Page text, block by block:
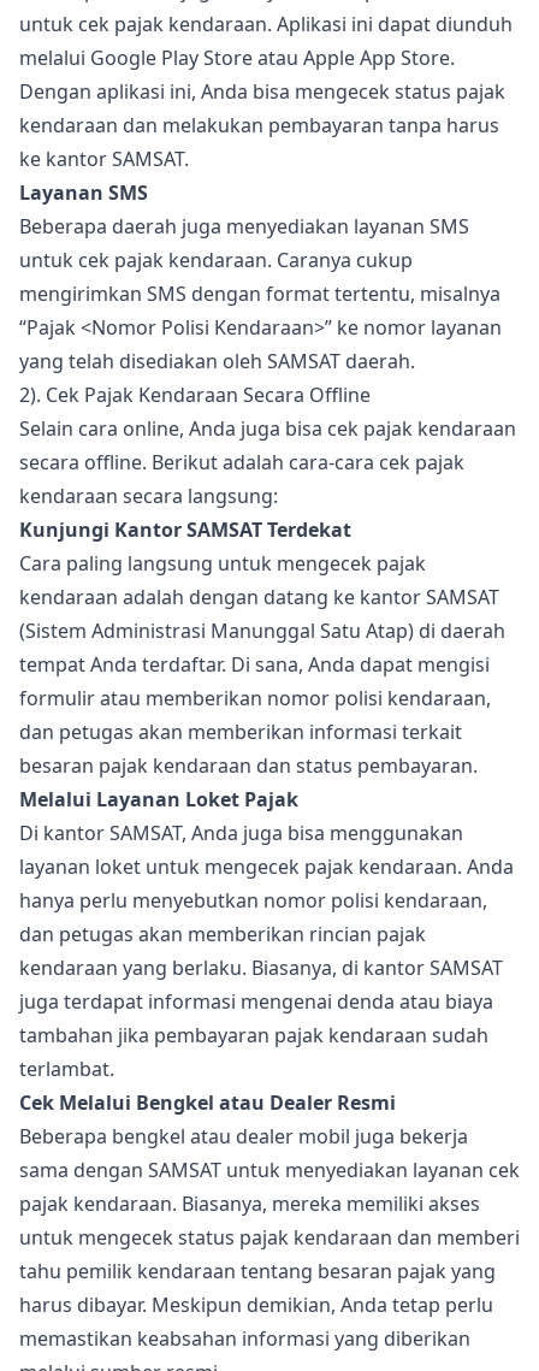
untuk cek pajak kendaraan. Aplikasi ini dapat diunduh
melalui Google Play Store atau Apple App Store.
Dengan aplikasi ini, Anda bisa mengecek status pajak
kendaraan dan melakukan pembayaran tanpa harus
ke kantor SAMSAT.
Layanan SMS
Beberapa daerah juga menyediakan layanan SMS
untuk cek pajak kendaraan. Caranya cukup
mengirimkan SMS dengan format tertentu, misalnya
“Pajak <Nomor Polisi Kendaraan>” ke nomor layanan
yang telah disediakan oleh SAMSAT daerah.
2). Cek Pajak Kendaraan Secara Offline
Selain cara online, Anda juga bisa cek pajak kendaraan
secara offline. Berikut adalah cara-cara cek pajak
kendaraan secara langsung:
Kunjungi Kantor SAMSAT Terdekat
Cara paling langsung untuk mengecek pajak
kendaraan adalah dengan datang ke kantor SAMSAT
(Sistem Administrasi Manunggal Satu Atap) di daerah
tempat Anda terdaftar. Di sana, Anda dapat mengisi
formulir atau memberikan nomor polisi kendaraan,
dan petugas akan memberikan informasi terkait
besaran pajak kendaraan dan status pembayaran.
Melalui Layanan Loket Pajak
Di kantor SAMSAT, Anda juga bisa menggunakan
layanan loket untuk mengecek pajak kendaraan. Anda
hanya perlu menyebutkan nomor polisi kendaraan,
dan petugas akan memberikan rincian pajak
kendaraan yang berlaku. Biasanya, di kantor SAMSAT
juga terdapat informasi mengenai denda atau biaya
tambahan jika pembayaran pajak kendaraan sudah
terlambat.
Cek Melalui Bengkel atau Dealer Resmi
Beberapa bengkel atau dealer mobil juga bekerja
sama dengan SAMSAT untuk menyediakan layanan cek
pajak kendaraan. Biasanya, mereka memiliki akses
untuk mengecek status pajak kendaraan dan memberi
tahu pemilik kendaraan tentang besaran pajak yang
harus dibayar. Meskipun demikian, Anda tetap perlu
memastikan keabsahan informasi yang diberikan